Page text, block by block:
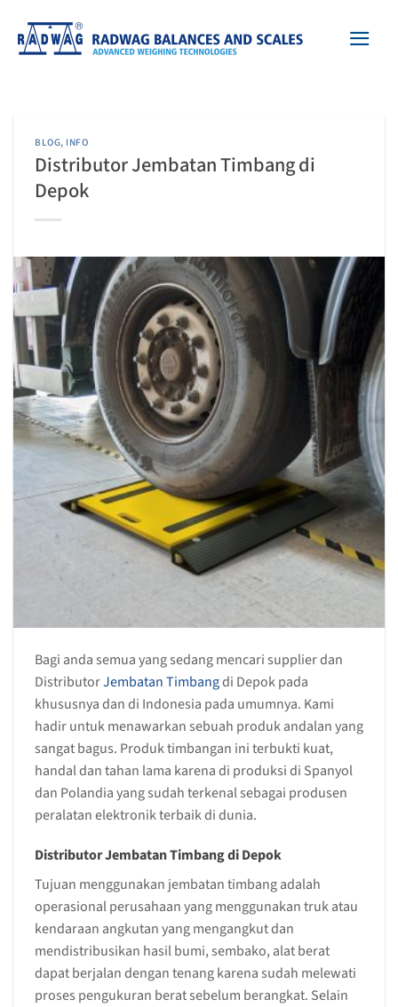
content
BLOG, INFO
Distributor Jembatan Timbang di
Depok
Bagi anda semua yang sedang mencari supplier dan
DistributorJembatan Timbangdi Depok pada
khususnya dan di Indonesia pada umumnya. Kami
hadir untuk menawarkan sebuah produk andalan yang
sangat bagus. Produk timbangan ini terbukti kuat,
handal dan tahan lama karena di produksi di Spanyol
dan Polandia yang sudah terkenal sebagai produsen
peralatan elektronik terbaik di dunia.
Distributor Jembatan Timbang di Depok
Tujuan menggunakan jembatan timbang adalah
operasional perusahaan yang menggunakan truk atau
kendaraan angkutan yang mengangkut dan
mendistribusikan hasil bumi, sembako, alat berat
dapat berjalan dengan tenang karena sudah melewati
proses pengukuran berat sebelum berangkat. Selain